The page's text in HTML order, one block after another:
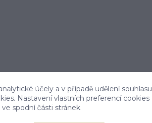
účely a v případě udělení souhlasu
Nastavení vlastních preferencí cookies
spodní části stránek.